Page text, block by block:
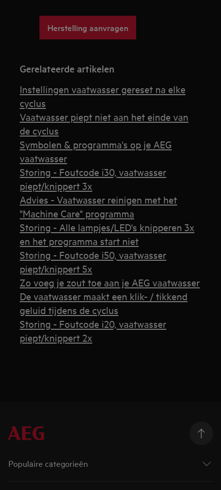
Herstelling aanvragen
Gerelateerde artikelen
Instellingen vaatwasser gereset na elke
cyclus
Vaatwasser piept niet aan het einde van
de cyclus
Symbolen & programma's op je AEG
vaatwasser
Storing - Foutcode i30, vaatwasser
piept/knippert 3x
Advies - Vaatwasser reinigen met het
"Machine Care" programma
Storing - Alle lampjes/LED's knipperen 3x
en het programma start niet
Storing - Foutcode i50, vaatwasser
piept/knippert 5x
Zo voeg je zout toe aan je AEG vaatwasser
De vaatwasser maakt een klik- / tikkend
geluid tijdens de cyclus
Storing - Foutcode i20, vaatwasser
piept/knippert 2x
Populaire categorieën